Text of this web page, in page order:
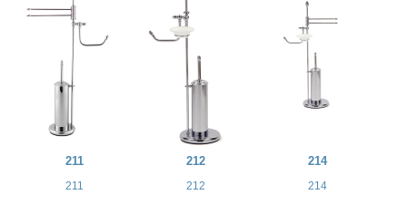
211
211
212
212
214
214